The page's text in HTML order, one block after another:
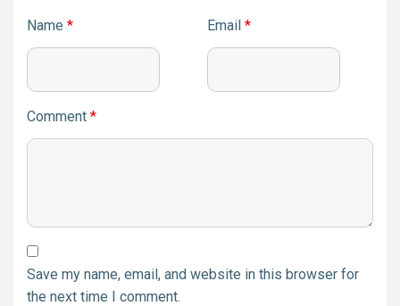
Name * Email *
Comment *
Save my name, email, and website in this browser for
the next time I comment.